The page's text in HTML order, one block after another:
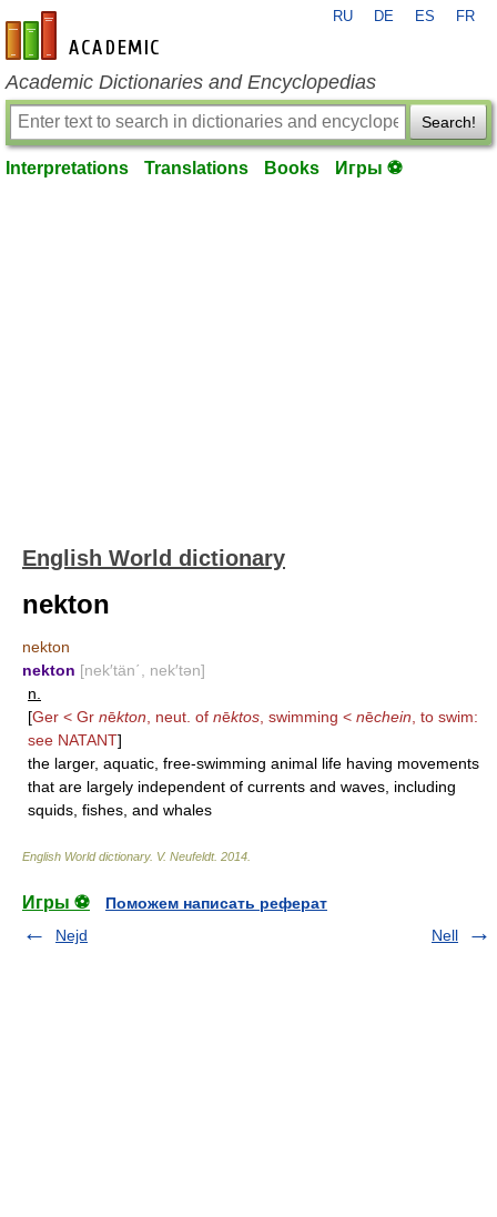
en-academic.com
RU DE ES FR
Academic Dictionaries and Encyclopedias
Search!
Interpretations Translations Books Игры ⚽
English World dictionary
nekton
nekton
nekton [nek′tän΄, nek′tən]
n.
[Ger < Gr nēkton , neut. of nēktos , swimming < nēchein , to swim:
see NATANT]
the larger, aquatic, free-swimming animal life having movements
that are largely independent of currents and waves, including
squids, fishes, and whales
English World dictionary. V. Neufeldt. 2014
Игры ⚽
Поможем написать реферат
Nejd
Nell